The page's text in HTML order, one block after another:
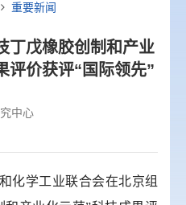
重要新闻
丁戊橡胶创制和产业
评价获评“国际领先”
中心
化学工业联合会在北京组